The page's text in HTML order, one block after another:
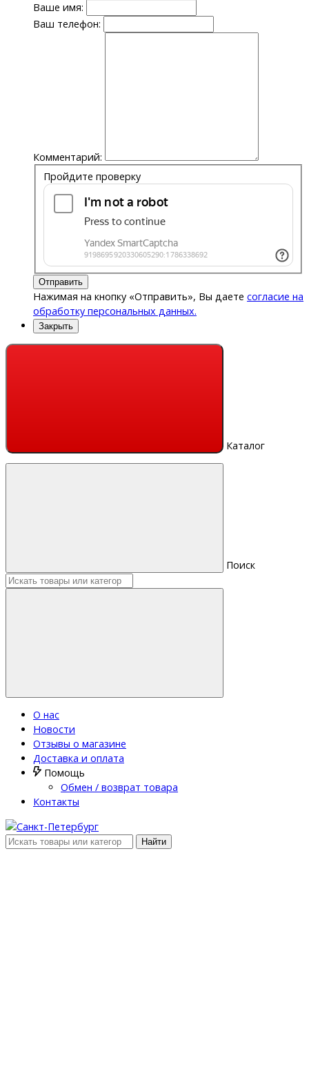
Ваше имя:
Ваш телефон:
Комментарий:
Пройдите проверку
Отправить
Нажимая на кнопку «Отправить», Вы даете согласие на
обработку персональных данных.
Закрыть
Каталог
Поиск
О нас
Новости
Отзывы о магазине
Доставка и оплата
Помощь
Обмен / возврат товара
Контакты
Найти